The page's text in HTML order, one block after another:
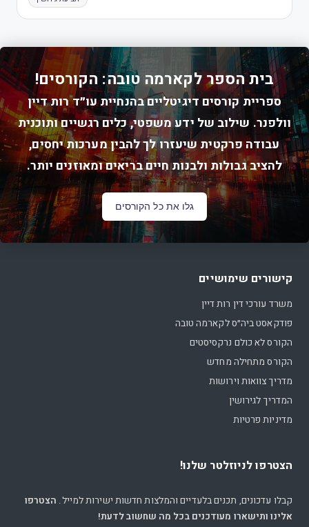
בית הספר לקארמה טובה: הקורסים!
ספריית קורסים דיגיטליים בהנחיית עו״ד רות דיין
וולפנר. שילוב של ידע משפטי, כלים רגשיים ותוכנית
עבודה פרקטית שיעזרו לך להבין מערכות יחסים,
להציב גבולות ולבנות חיים בריאים ומאוזנים יותר.
גלו את כל הקורסים
קישורים שימושיים
משרד עורכי דין רות דיין
פודקאסט ביה״ס לקארמה טובה
הקורס לא כולם נרקסיסטים
הקורס מתחילה מחדש
מדריך צוואות וירושות
המדריך לגירושין
מדיניות פרטיות
הצטרפו לניוזלטר שלנו!
קבלו עדכונים, תכנים בלעדיים והמלצות חדשות ישירות למייל. הצטרפו
אלינו ותישארו מעודכנים בכל מה שחשוב לדעת!